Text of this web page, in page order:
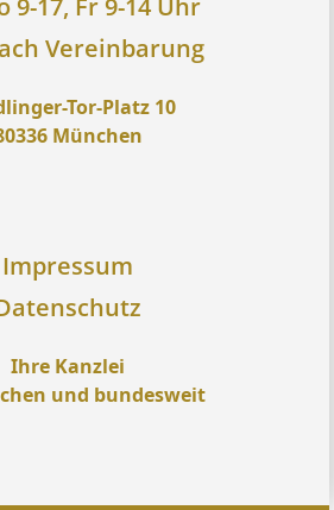
9-17, Fr 9-14 Uhr
Vereinbarung
Tor-Platz 10
München
Impressum
Ihre Kanzlei
und bundesweit